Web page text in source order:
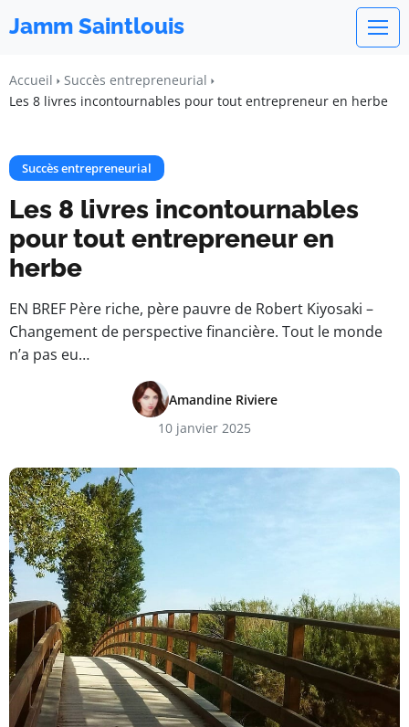
Jamm Saintlouis
Accueil
Succès entrepreneurial
Les 8 livres incontournables pour tout entrepreneur en herbe
Succès entrepreneurial
Les 8 livres incontournables
pour tout entrepreneur en
herbe
EN BREF Père riche, père pauvre de Robert Kiyosaki –
Changement de perspective financière. Tout le monde
n’a pas eu…
Amandine Riviere
10 janvier 2025